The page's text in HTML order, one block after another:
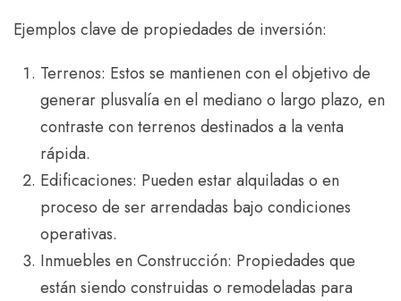
Ejemplos clave de propiedades de inversión:
Terrenos: Estos se mantienen con el objetivo de
generar plusvalía en el mediano o largo plazo, en
contraste con terrenos destinados a la venta
rápida.
Edificaciones: Pueden estar alquiladas o en
proceso de ser arrendadas bajo condiciones
operativas.
Inmuebles en Construcción: Propiedades que
están siendo construidas o remodeladas para